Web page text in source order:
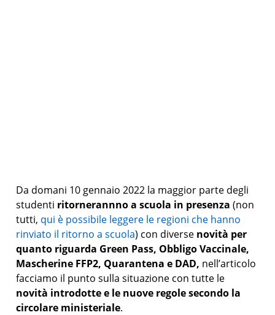
Da domani 10 gennaio 2022 la maggior parte degli
studenti ritornerannno a scuola in presenza (non
tutti, qui è possibile leggere le regioni che hanno
rinviato il ritorno a scuola) con diverse novità per
quanto riguarda Green Pass, Obbligo Vaccinale,
Mascherine FFP2, Quarantena e DAD, nell’articolo
facciamo il punto sulla situazione con tutte le
novità introdotte e le nuove regole secondo la
circolare ministeriale.